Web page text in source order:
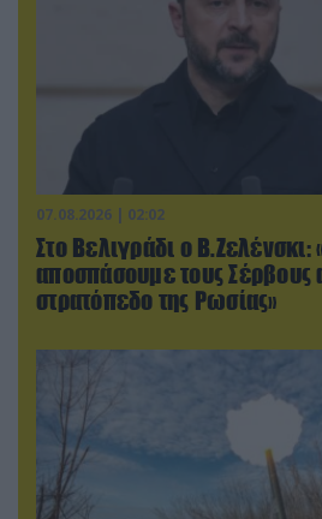
07.08.2026 | 02:02
Στο Βελιγράδι ο Β.Ζελένσκι:
αποσπάσουμε τους Σέρβους
στρατόπεδο της Ρωσίας»